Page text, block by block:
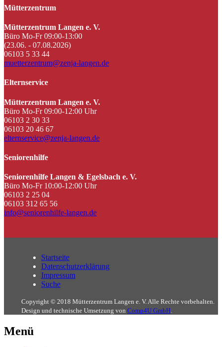
Mütterzentrum
Mütterzentrum Langen e. V.
Büro Mo-Fr 09:00-13:00
(23.06. - 07.08.2026)
06103 5 33 44
muetterzentrum@zenja-langen.de
Elternservice
Mütterzentrum Langen e. V.
Büro Mo-Fr 09:00-12:00 Uhr
06103 2 30 33
06103 20 46 67
elternservice@zenja-langen.de
Seniorenhilfe
Seniorenhilfe Langen & Egelsbach e. V.
Büro Mo-Fr 10:00-12:00 Uhr
06103 2 25 04
06103 312 65 56
info@seniorenhilfe-langen.de
Startseite
Datenschutzerklärung
Impressum
Suche
Copyright © 2018 Mütterzentrum Langen e. V. Alle Rechte vorbehalten.
Design und technische Umsetzung von Comp4U GmbH.
Menü